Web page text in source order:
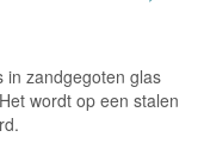
in zandgegoten glas
wordt op een stalen